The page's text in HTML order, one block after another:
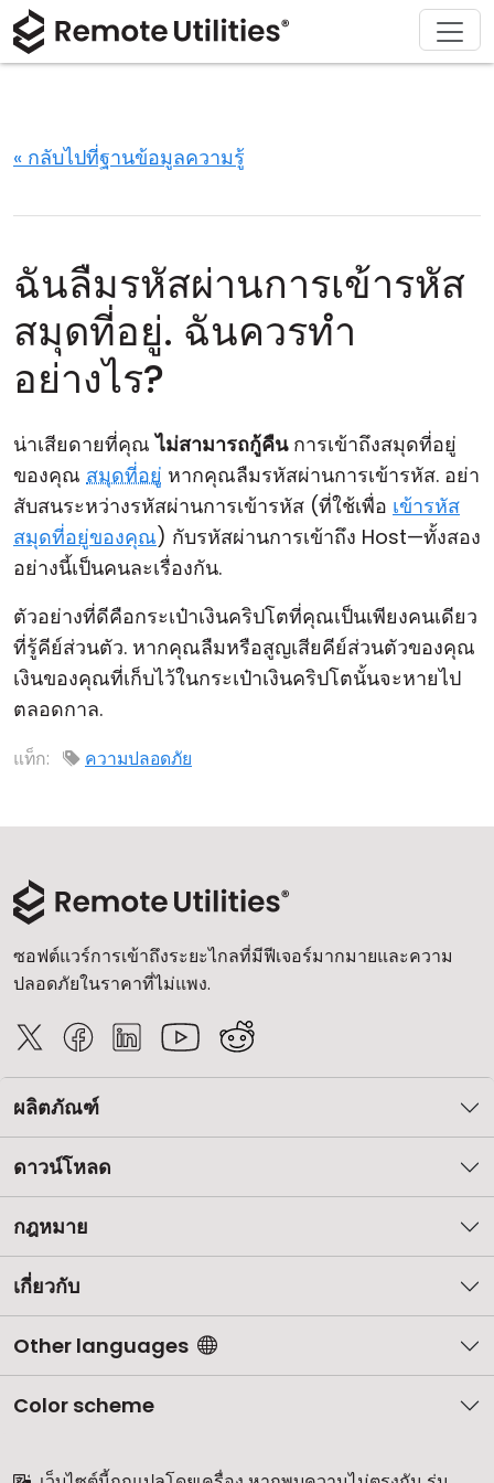
« กลับไปที่ฐานข้อมูลความรู้
ฉันลืมรหัสผ่านการเข้ารหัส
สมุดที่อยู่. ฉันควรทำ
อย่างไร?
น่าเสียดายที่คุณไม่สามารถกู้คืนการเข้าถึงสมุดที่อยู่
ของคุณ สมุดที่อยู่ หากคุณลืมรหัสผ่านการเข้ารหัส. อย่า
สับสนระหว่างรหัสผ่านการเข้ารหัส (ที่ใช้เพื่อ เข้ารหัส
สมุดที่อยู่ของคุณ) กับรหัสผ่านการเข้าถึง Host—ทั้งสอง
อย่างนี้เป็นคนละเรื่องกัน.
ตัวอย่างที่ดีคือกระเป๋าเงินคริปโตที่คุณเป็นเพียงคนเดียว
ที่รู้คีย์ส่วนตัว. หากคุณลืมหรือสูญเสียคีย์ส่วนตัวของคุณ
เงินของคุณที่เก็บไว้ในกระเป๋าเงินคริปโตนั้นจะหายไป
ตลอดกาล.
แท็ก: ความปลอดภัย
ซอฟต์แวร์การเข้าถึงระยะไกลที่มีฟีเจอร์มากมายและความ
ปลอดภัยในราคาที่ไม่แพง.
ผลิตภัณฑ์
ดาวน์โหลด
กฎหมาย
เกี่ยวกับ
Other languages
Color scheme
ผลิตภัณฑ์
ความปลอดภัย
โหมดการเชื่อมต่อ
การเข้าถึงแบบไม่ต้องดูแล
การกำหนดค่า MSI
คลาวด์ & ออน-พรีมิส
โซลูชัน
การผลิตและการค้าปลีก
เทคโนโลยีสารสนเทศ
ดาวน์โหลด
ซื้อ
ผู้ช่วยใบอนุญาต
สนับสนุน
เอกสารประกอบ
เกี่ยวกับ